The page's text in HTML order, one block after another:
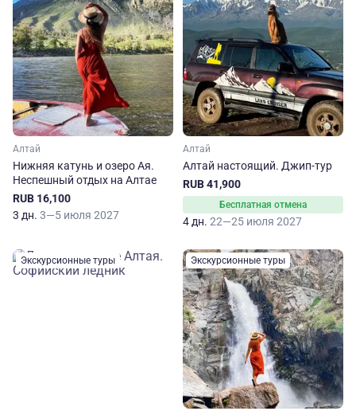
Алтай
Нижняя катунь и озеро Ая.
Неспешный отдых на Алтае
RUB 16,100
3 дн. 3—5 июля 2027
Алтай
Алтай настоящий. Джип-тур
RUB 41,900
Бесплатная отмена
4 дн. 22—25 июля 2027
Экскурсионные туры Экскурсионные туры